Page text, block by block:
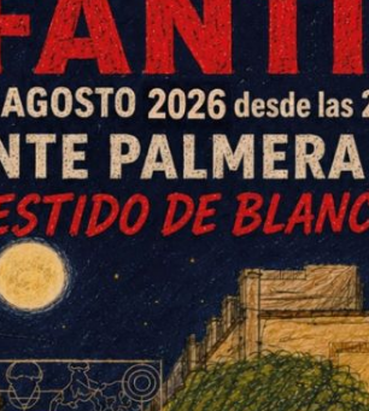
capitán
del
partido con la
compañeros
todo el club y una
humildad de un